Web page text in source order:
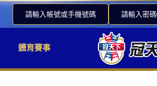
請輸入帳號或手機號碼 請輸入密碼
體育賽事